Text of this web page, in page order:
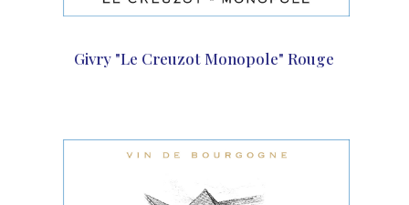
Givry "Le Creuzot Monopole" Rouge